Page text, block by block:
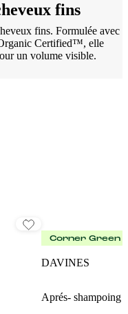
fins
fins. Formulée avec
Certified™, elle
un volume visible.
Corner Green
DAVINES
Aprés- shampoing